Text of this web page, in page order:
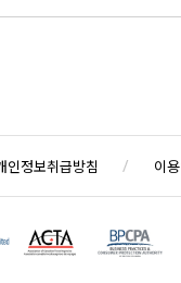
인정보취급방침 이